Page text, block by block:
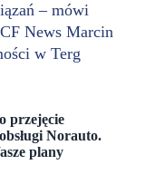
– mówi
News Marcin
w Terg
przejęcie
Norauto.
plany